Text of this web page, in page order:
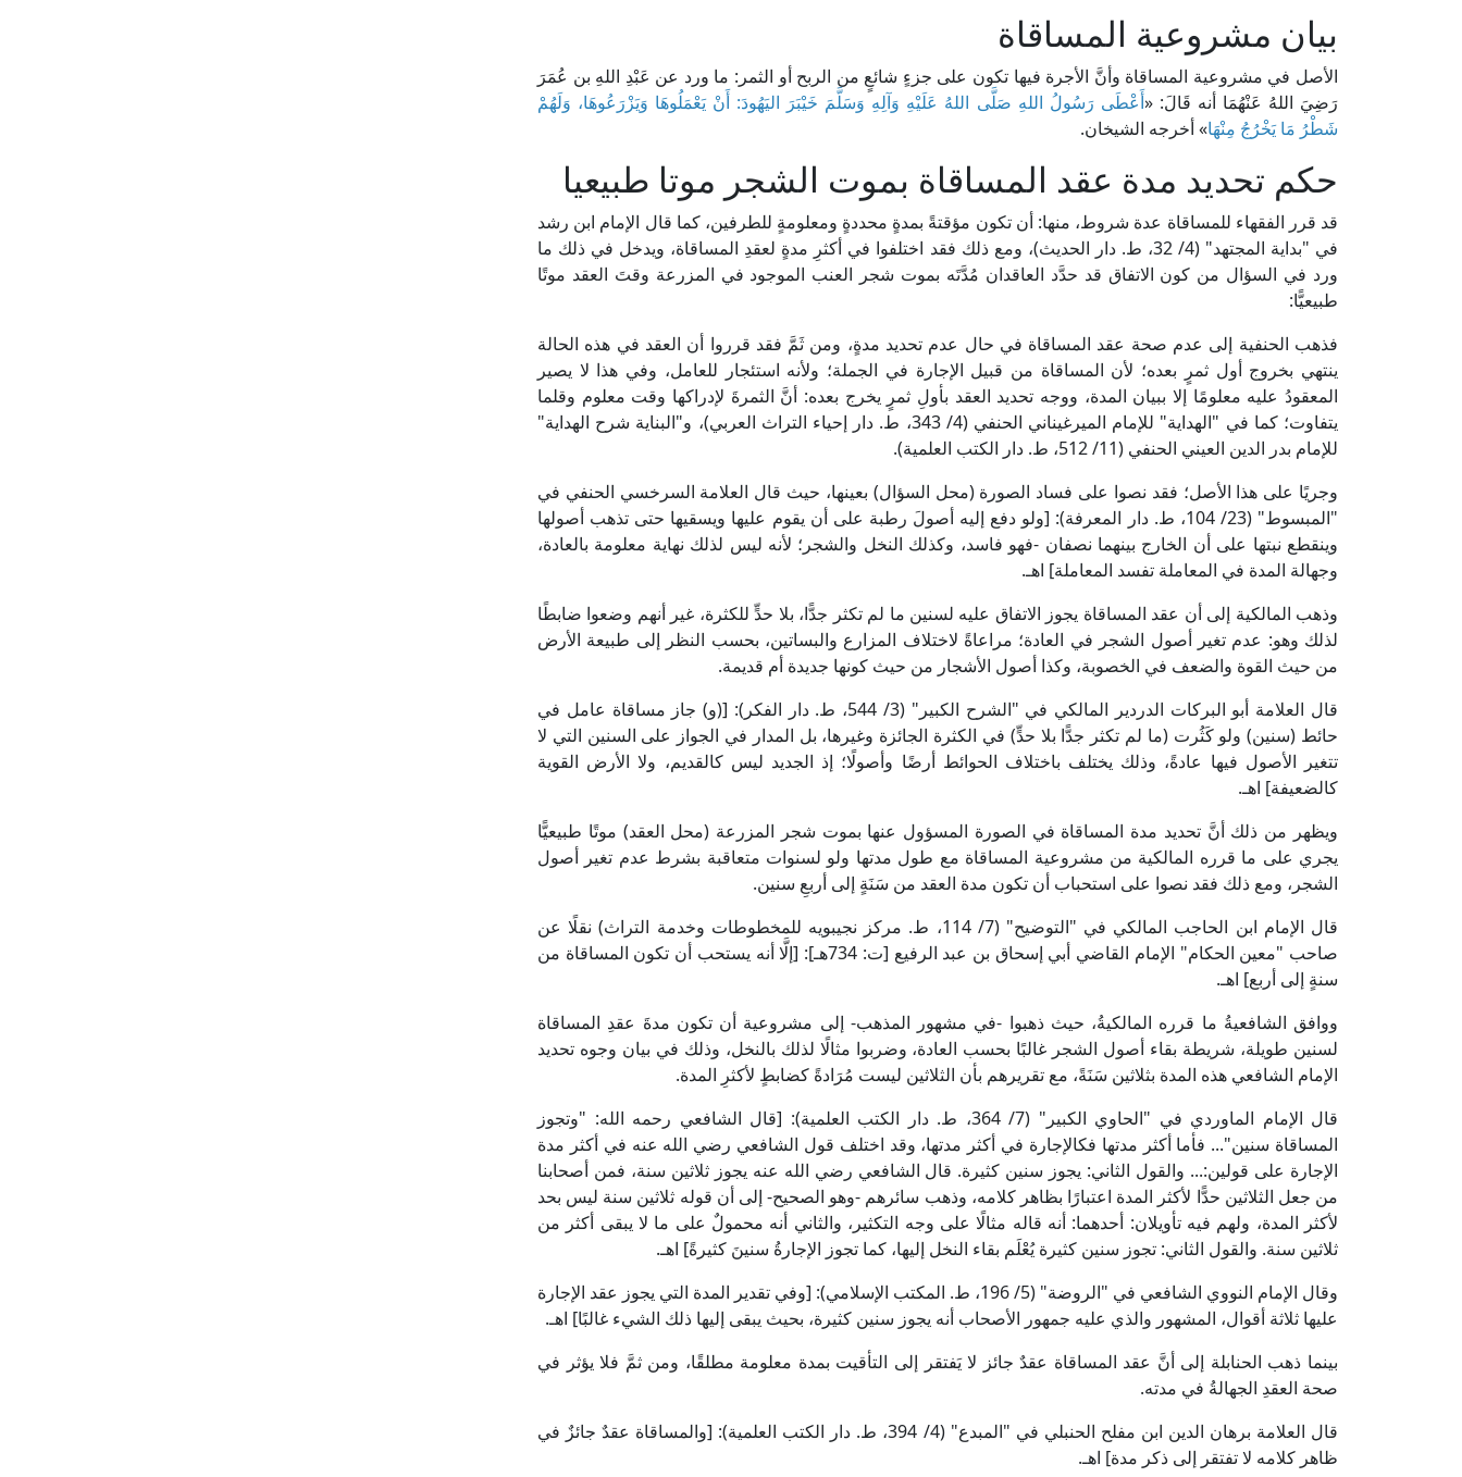
بيان مشروعية المساقاة
الأصل في مشروعية المساقاة وأنَّ الأجرة فيها تكون على جزءٍ شائعٍ من الربح أو الثمر: ما ورد عن عَبْدِ اللهِ بن عُمَرَ
رَضِيَ اللهُ عَنْهُمَا أنه قَالَ: «أَعْطَى رَسُولُ اللهِ صَلَّى اللهُ عَلَيْهِ وَآلِهِ وَسَلَّمَ خَيْبَرَ اليَهُودَ: أَنْ يَعْمَلُوهَا وَيَزْرَعُوهَا، وَلَهُمْ
شَطْرُ مَا يَخْرُجُ مِنْهَا» أخرجه الشيخان.
حكم تحديد مدة عقد المساقاة بموت الشجر موتا طبيعيا
قد قرر الفقهاء للمساقاة عدة شروط، منها: أن تكون مؤقتةً بمدةٍ محددةٍ ومعلومةٍ للطرفين، كما قال الإمام ابن رشد
في "بداية المجتهد" (4/ 32، ط. دار الحديث)، ومع ذلك فقد اختلفوا في أكثرِ مدةٍ لعقدِ المساقاة، ويدخل في ذلك ما
ورد في السؤال من كون الاتفاق قد حدَّد العاقدان مُدَّتَه بموت شجر العنب الموجود في المزرعة وقتَ العقد موتًا
طبيعيًّا:
فذهب الحنفية إلى عدم صحة عقد المساقاة في حال عدم تحديد مدةٍ، ومن ثَمَّ فقد قرروا أن العقد في هذه الحالة
ينتهي بخروج أول ثمرٍ بعده؛ لأن المساقاة من قبيل الإجارة في الجملة؛ ولأنه استئجار للعامل، وفي هذا لا يصير
المعقودُ عليه معلومًا إلا ببيان المدة، ووجه تحديد العقد بأولِ ثمرٍ يخرج بعده: أنَّ الثمرةَ لإدراكها وقت معلوم وقلما
يتفاوت؛ كما في "الهداية" للإمام الميرغيناني الحنفي (4/ 343، ط. دار إحياء التراث العربي)، و"البناية شرح الهداية"
للإمام بدر الدين العيني الحنفي (11/ 512، ط. دار الكتب العلمية).
وجريًا على هذا الأصل؛ فقد نصوا على فساد الصورة (محل السؤال) بعينها، حيث قال العلامة السرخسي الحنفي في
"المبسوط" (23/ 104، ط. دار المعرفة): [ولو دفع إليه أصولَ رطبة على أن يقوم عليها ويسقيها حتى تذهب أصولها
وينقطع نبتها على أن الخارج بينهما نصفان -فهو فاسد، وكذلك النخل والشجر؛ لأنه ليس لذلك نهاية معلومة بالعادة،
وجهالة المدة في المعاملة تفسد المعاملة] اهـ.
وذهب المالكية إلى أن عقد المساقاة يجوز الاتفاق عليه لسنين ما لم تكثر جدًّا، بلا حدٍّ للكثرة، غير أنهم وضعوا ضابطًا
لذلك وهو: عدم تغير أصول الشجر في العادة؛ مراعاةً لاختلاف المزارع والبساتين، بحسب النظر إلى طبيعة الأرض
من حيث القوة والضعف في الخصوبة، وكذا أصول الأشجار من حيث كونها جديدة أم قديمة.
قال العلامة أبو البركات الدردير المالكي في "الشرح الكبير" (3/ 544، ط. دار الفكر): [(و) جاز مساقاة عامل في
حائط (سنين) ولو كَثُرت (ما لم تكثر جدًّا بلا حدٍّ) في الكثرة الجائزة وغيرها، بل المدار في الجواز على السنين التي لا
تتغير الأصول فيها عادةً، وذلك يختلف باختلاف الحوائط أرضًا وأصولًا؛ إذ الجديد ليس كالقديم، ولا الأرض القوية
كالضعيفة] اهـ.
ويظهر من ذلك أنَّ تحديد مدة المساقاة في الصورة المسؤول عنها بموت شجر المزرعة (محل العقد) موتًا طبيعيًّا
يجري على ما قرره المالكية من مشروعية المساقاة مع طول مدتها ولو لسنوات متعاقبة بشرط عدم تغير أصول
الشجر، ومع ذلك فقد نصوا على استحباب أن تكون مدة العقد من سَنَةٍ إلى أربعِ سنين.
قال الإمام ابن الحاجب المالكي في "التوضيح" (7/ 114، ط. مركز نجيبويه للمخطوطات وخدمة التراث) نقلًا عن
صاحب "معين الحكام" الإمام القاضي أبي إسحاق بن عبد الرفيع [ت: 734هـ]: [إلَّا أنه يستحب أن تكون المساقاة من
سنةٍ إلى أربع] اهـ.
ووافق الشافعيةُ ما قرره المالكيةُ، حيث ذهبوا -في مشهور المذهب- إلى مشروعية أن تكون مدةَ عقدِ المساقاة
لسنين طويلة، شريطة بقاء أصول الشجر غالبًا بحسب العادة، وضربوا مثالًا لذلك بالنخل، وذلك في بيان وجوه تحديد
الإمام الشافعي هذه المدة بثلاثين سَنَةً، مع تقريرهم بأن الثلاثين ليست مُرَادةً كضابطٍ لأكثرِ المدة.
قال الإمام الماوردي في "الحاوي الكبير" (7/ 364، ط. دار الكتب العلمية): [قال الشافعي رحمه الله: "وتجوز
المساقاة سنين"... فأما أكثر مدتها فكالإجارة في أكثر مدتها، وقد اختلف قول الشافعي رضي الله عنه في أكثر مدة
الإجارة على قولين:... والقول الثاني: يجوز سنين كثيرة. قال الشافعي رضي الله عنه يجوز ثلاثين سنة، فمن أصحابنا
من جعل الثلاثين حدًّا لأكثر المدة اعتبارًا بظاهر كلامه، وذهب سائرهم -وهو الصحيح- إلى أن قوله ثلاثين سنة ليس بحد
لأكثر المدة، ولهم فيه تأويلان: أحدهما: أنه قاله مثالًا على وجه التكثير، والثاني أنه محمولٌ على ما لا يبقى أكثر من
ثلاثين سنة. والقول الثاني: تجوز سنين كثيرة يُعْلَم بقاء النخل إليها، كما تجوز الإجارةُ سنينَ كثيرةً] اهـ.
وقال الإمام النووي الشافعي في "الروضة" (5/ 196، ط. المكتب الإسلامي): [وفي تقدير المدة التي يجوز عقد الإجارة
عليها ثلاثة أقوال، المشهور والذي عليه جمهور الأصحاب أنه يجوز سنين كثيرة، بحيث يبقى إليها ذلك الشيء غالبًا] اهـ.
بينما ذهب الحنابلة إلى أنَّ عقد المساقاة عقدٌ جائز لا يَفتقر إلى التأقيت بمدة معلومة مطلقًا، ومن ثمَّ فلا يؤثر في
صحة العقدِ الجهالةُ في مدته.
قال العلامة برهان الدين ابن مفلح الحنبلي في "المبدع" (4/ 394، ط. دار الكتب العلمية): [والمساقاة عقدٌ جائزٌ في
ظاهر كلامه لا تفتقر إلى ذكر مدة] اهـ.